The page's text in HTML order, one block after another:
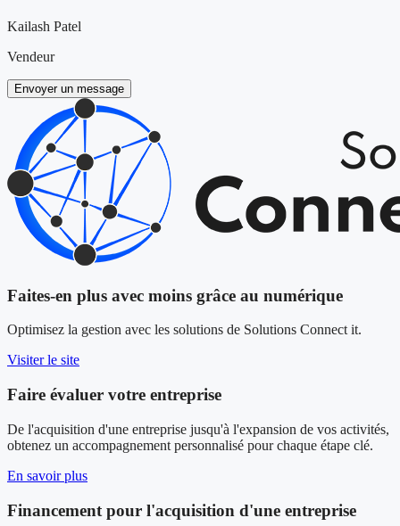
Kailash Patel
Vendeur
Envoyer un message
Faites-en plus avec moins grâce au numérique
Optimisez la gestion avec les solutions de Solutions Connect it.
Visiter le site
Faire évaluer votre entreprise
De l'acquisition d'une entreprise jusqu'à l'expansion de vos activités,
obtenez un accompagnement personnalisé pour chaque étape clé.
En savoir plus
Financement pour l'acquisition d'une entreprise